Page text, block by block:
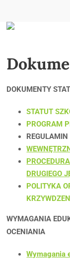
DOKUMENTY
STATUT
PROGRAM
DRUGIEGO
POLITYKA
WYMAGANIA
OCENIANIA
Wymagania